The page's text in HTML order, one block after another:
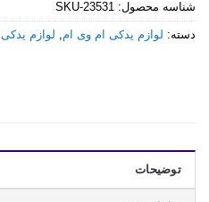
شناسه محصول: SKU-23531
دسته: لوازم یدکی ام وی ام, لوازم یدکی X22
توضیحات